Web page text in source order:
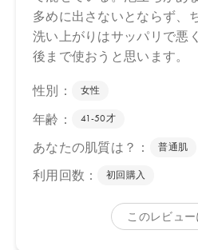
※通常はご注文より１～３営業日で
商品によっては、お届けまで１～２
ので予めご了承ください。
ございます。
異なる場合がございます。